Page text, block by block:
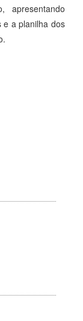
apresentando
e a planilha dos